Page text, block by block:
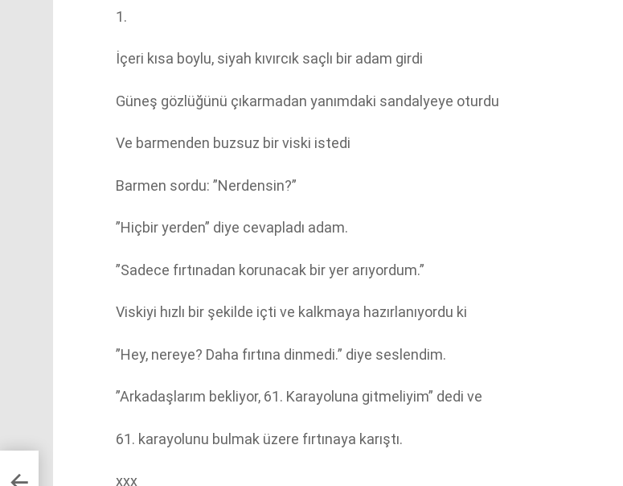
1.
İçeri kısa boylu, siyah kıvırcık saçlı bir adam girdi
Güneş gözlüğünü çıkarmadan yanımdaki sandalyeye oturdu
Ve barmenden buzsuz bir viski istedi
Barmen sordu: ”Nerdensin?”
”Hiçbir yerden” diye cevapladı adam.
”Sadece fırtınadan korunacak bir yer arıyordum.”
Viskiyi hızlı bir şekilde içti ve kalkmaya hazırlanıyordu ki
”Hey, nereye? Daha fırtına dinmedi.” diye seslendim.
”Arkadaşlarım bekliyor, 61. Karayoluna gitmeliyim” dedi ve
61. karayolunu bulmak üzere fırtınaya karıştı.
xxx